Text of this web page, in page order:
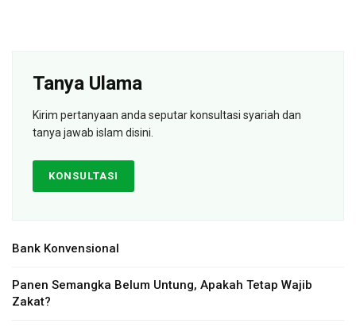
Tanya Ulama
Kirim pertanyaan anda seputar konsultasi syariah dan
tanya jawab islam disini.
KONSULTASI
Bank Konvensional
Panen Semangka Belum Untung, Apakah Tetap Wajib
Zakat?